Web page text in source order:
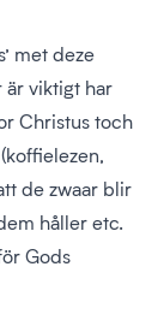
met deze
är viktigt har
Christus toch
de zwaar blir
håller etc.
Gods